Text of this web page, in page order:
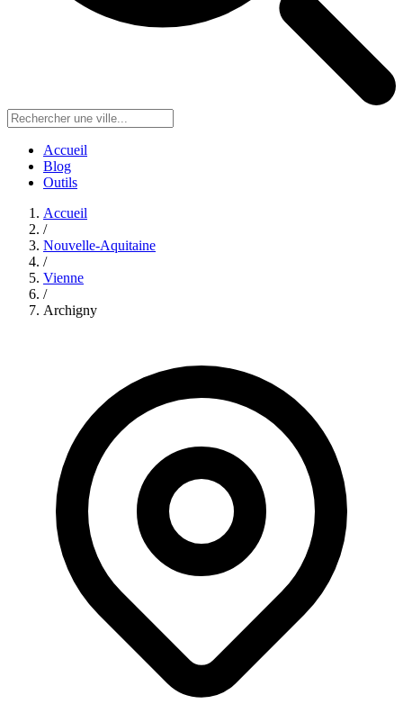
Accueil
Blog
Outils
Accueil
/
Nouvelle-Aquitaine
/
Vienne
/
Archigny